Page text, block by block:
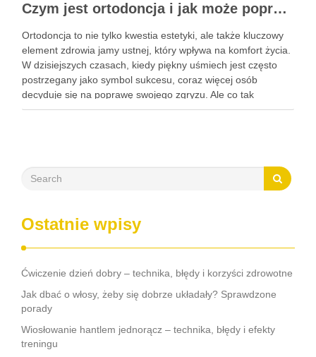
Czym jest ortodoncja i jak może poprawić Twoje zęby?
Ortodoncja to nie tylko kwestia estetyki, ale także kluczowy
element zdrowia jamy ustnej, który wpływa na komfort życia.
W dzisiejszych czasach, kiedy piękny uśmiech jest często
postrzegany jako symbol sukcesu, coraz więcej osób
decyduje się na poprawę swojego zgryzu. Ale co tak
naprawdę kryje się za terminem ortodoncja? To dziedzina …
Ostatnie wpisy
Ćwiczenie dzień dobry – technika, błędy i korzyści zdrowotne
Jak dbać o włosy, żeby się dobrze układały? Sprawdzone
porady
Wiosłowanie hantlem jednorącz – technika, błędy i efekty
treningu